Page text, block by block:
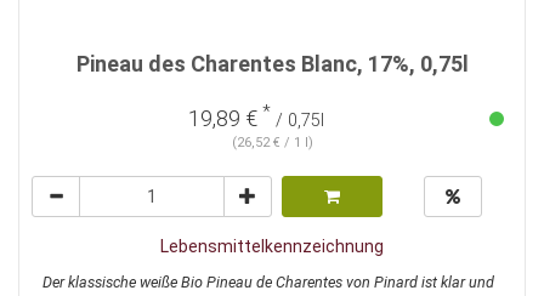
Pineau des Charentes Blanc, 17%, 0,75l
19,89 € * / 0,75l
(26,52 € / 1 l)
Lebensmittelkennzeichnung
Der klassische weiße Bio Pineau de Charentes von Pinard ist klar und